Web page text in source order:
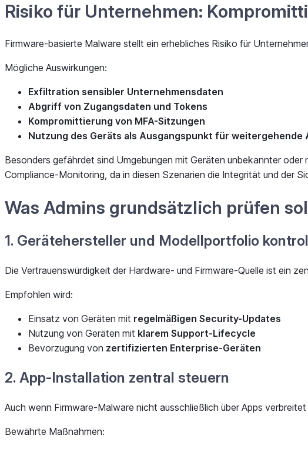
Risiko für Unternehmen:
Firmware-basierte Malware stellt ein erhebliches Risiko für
Mögliche Auswirkungen:
Exfiltration sensibler Unternehmensdaten
Abgriff von Zugangsdaten und Tokens
Kompromittierung von MFA-Sitzungen
Nutzung des Geräts als Ausgangspunkt für weitergehende
Besonders gefährdet sind Umgebungen mit Geräten unbekannter
Compliance-Monitoring, da in diesen Szenarien die Integrität und der
Was Admins grundsätzlich prüfen
1. Gerätehersteller und Modellportfolio
Die Vertrauenswürdigkeit der Hardware- und Firmware-Quelle ist ein
Empfohlen wird:
Einsatz von Geräten mit regelmäßigen Security-Updates
Nutzung von Geräten mit klarem Support-Lifecycle
Bevorzugung von zertifizierten Enterprise-Geräten
2. App-Installation zentral steuern
Auch wenn Firmware-Malware nicht ausschließlich über Apps
Bewährte Maßnahmen: